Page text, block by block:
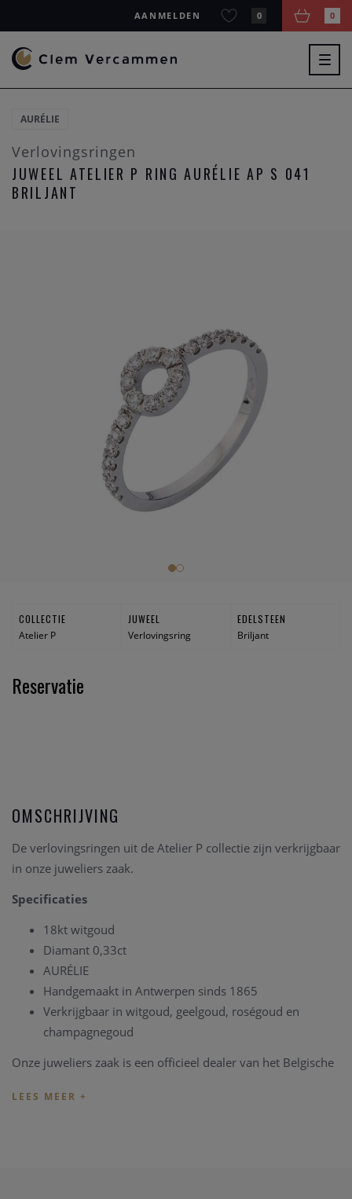
AANMELDEN 0 0
AURÉLIE
Verlovingsringen
JUWEEL ATELIER P RING AURÉLIE AP S 041
BRILJANT
COLLECTIE
Atelier P
JUWEEL
Verlovingsring
EDELSTEEN
Briljant
Reservatie
OMSCHRIJVING
De verlovingsringen uit de Atelier P collectie zijn verkrijgbaar
in onze juweliers zaak.
Specificaties
18kt witgoud
Diamant 0,33ct
AURÉLIE
Handgemaakt in Antwerpen sinds 1865
Verkrijgbaar in witgoud, geelgoud, roségoud en
champagnegoud
Onze juweliers zaak is een officieel dealer van het Belgische
collectie in onze zaak aanwezig, maar alle modellen van de